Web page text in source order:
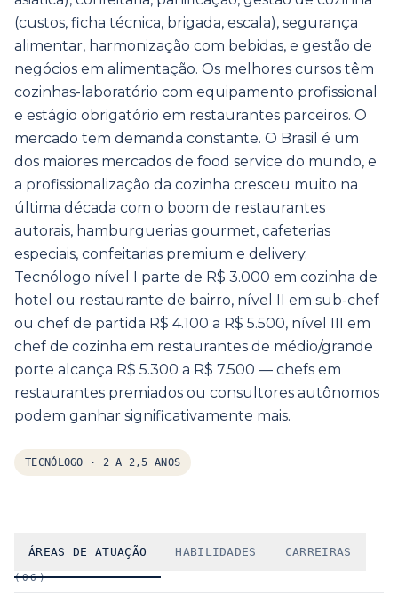
(custos, ficha técnica, brigada, escala), segurança
alimentar, harmonização com bebidas, e gestão de
negócios em alimentação. Os melhores cursos têm
cozinhas-laboratório com equipamento profissional
e estágio obrigatório em restaurantes parceiros. O
mercado tem demanda constante. O Brasil é um
dos maiores mercados de food service do mundo, e
a profissionalização da cozinha cresceu muito na
última década com o boom de restaurantes
autorais, hamburguerias gourmet, cafeterias
especiais, confeitarias premium e delivery.
Tecnólogo nível I parte de R$ 3.000 em cozinha de
hotel ou restaurante de bairro, nível II em sub-chef
ou chef de partida R$ 4.100 a R$ 5.500, nível III em
chef de cozinha em restaurantes de médio/grande
porte alcança R$ 5.300 a R$ 7.500 — chefs em
restaurantes premiados ou consultores autônomos
podem ganhar significativamente mais.
TECNÓLOGO · 2 A 2,5 ANOS
ÁREAS DE ATUAÇÃO HABILIDADES CARREIRAS
(06)